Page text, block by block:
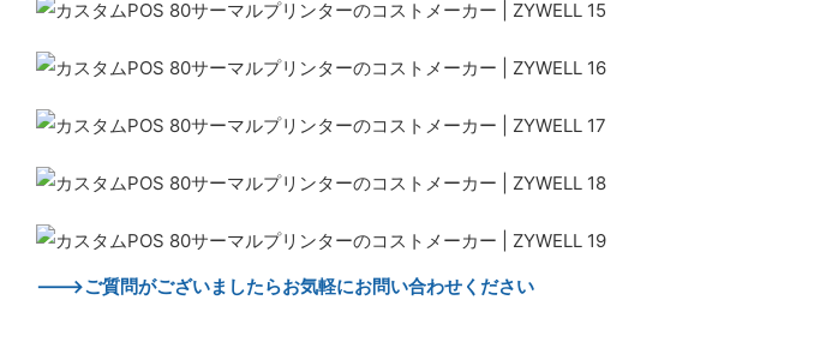
--->ご質問がございましたらお気軽にお問い合わせください